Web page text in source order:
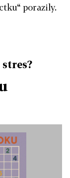
porazily.